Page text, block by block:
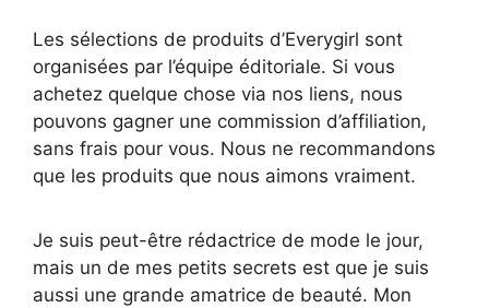
Les sélections de produits d’Everygirl sont
organisées par l’équipe éditoriale. Si vous
achetez quelque chose via nos liens, nous
pouvons gagner une commission d’affiliation,
sans frais pour vous. Nous ne recommandons
que les produits que nous aimons vraiment.
Je suis peut-être rédactrice de mode le jour,
mais un de mes petits secrets est que je suis
aussi une grande amatrice de beauté. Mon